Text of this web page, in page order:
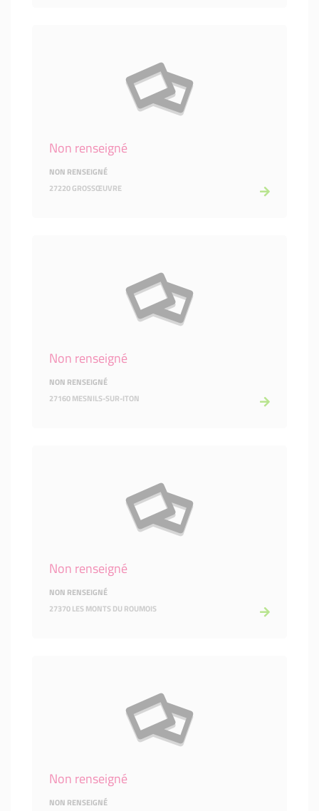
Non renseigné
NON RENSEIGNÉ
27220 GROSSŒUVRE
Non renseigné
NON RENSEIGNÉ
27160 MESNILS-SUR-ITON
Non renseigné
NON RENSEIGNÉ
27370 LES MONTS DU ROUMOIS
Non renseigné
NON RENSEIGNÉ